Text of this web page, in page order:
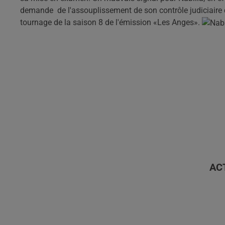
demande de l'assouplissement de son contrôle
tournage de la saison 8 de l'émission «Les Anges».